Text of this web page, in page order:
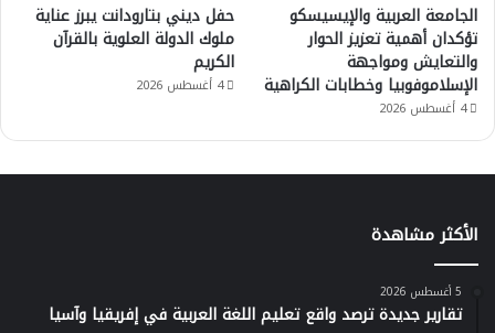
الجامعة العربية والإيسيسكو
تؤكدان أهمية تعزيز الحوار
والتعايش ومواجهة
الإسلاموفوبيا وخطابات الكراهية
4 أغسطس 2026
حفل ديني بتارودانت يبرز عناية
ملوك الدولة العلوية بالقرآن
الكريم
4 أغسطس 2026
الأكثر مشاهدة
5 أغسطس 2026
تقارير جديدة ترصد واقع تعليم اللغة العربية في إفريقيا وآسيا